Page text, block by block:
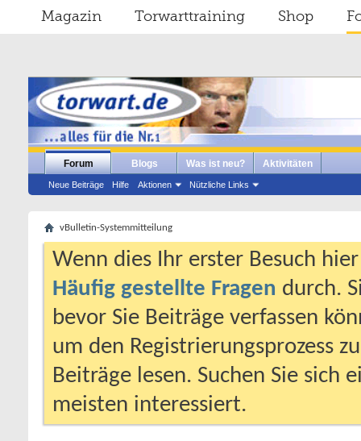
Magazin Torwarttraining Shop
Forum
Neue Beiträge Hilfe Aktionen Nützliche Links
Blogs Was ist neu? Aktivitäten
vBulletin-Systemmitteilung
Wenn dies Ihr erster Besuch
Häufig gestellte Fragen durch.
bevor Sie Beiträge verfassen
um den Registrierungsprozess
Beiträge lesen. Suchen Sie sich
meisten interessiert.